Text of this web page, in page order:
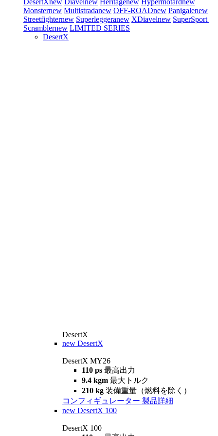
DesertXnew Diavelnew Heritagenew Hypermotardnew
Monsternew Multistradanew OFF-ROADnew Panigalenew
Streetfighternew Superleggeranew XDiavelnew SuperSport
Scramblernew LIMITED SERIES
DesertX
DesertX
new DesertX
DesertX MY26
110 ps 最高出力
9.4 kgm 最大トルク
210 kg 装備重量（燃料を除く）
コンフィギュレーター 製品詳細
new DesertX 100
DesertX 100